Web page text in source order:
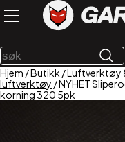
Hjem /Butikk /Luftverktøy
luftverktøy / NYHET
korning 320 5pk